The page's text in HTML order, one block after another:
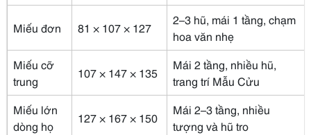
Miếu đơn 81 × 107 × 127
2–3 hũ, mái 1 tầng, chạm
hoa văn nhẹ
Miếu cỡ
trung
107 × 147 × 135
Mái 2 tầng, nhiều hũ,
trang trí Mẫu Cửu
Miếu lớn
dòng họ
127 × 167 × 150
Mái 2–3 tầng, nhiều
tượng và hũ tro